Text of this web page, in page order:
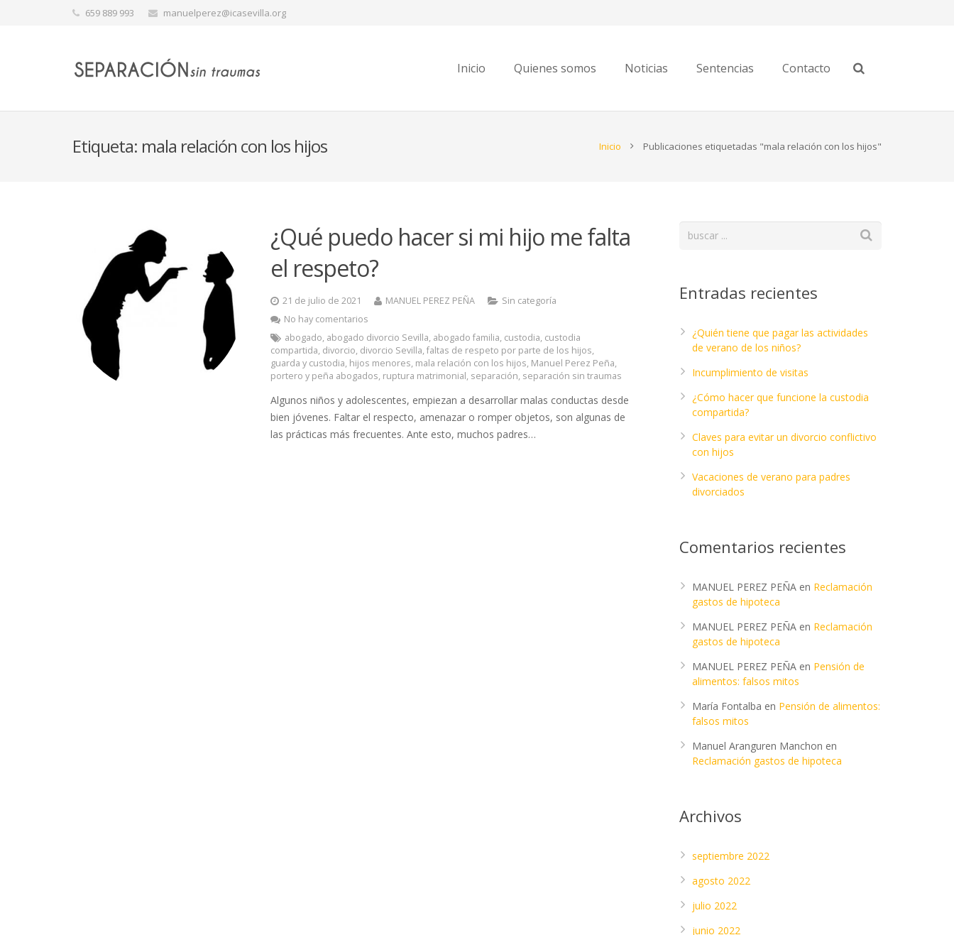
659 889 993 manuelperez@icasevilla.org
Inicio Quienes somos Noticias Sentencias Contacto
Etiqueta: mala relación con los hijos Inicio Publicaciones etiquetadas "mala relación con los hijos"
¿Qué puedo hacer si mi hijo me falta
el respeto?
21 de julio de 2021 MANUEL PEREZ PEÑA
Sin categoría
No hay comentarios
abogado, abogado divorcio Sevilla, abogado familia, custodia, custodia
compartida, divorcio, divorcio Sevilla,faltas de respeto por parte de los hijos,
guarda y custodia, hijos menores, mala relación con los hijos, Manuel Perez Peña,
portero y peña abogados, ruptura matrimonial, separación, separación sin traumas
Algunos niños y adolescentes, empiezan a desarrollar malas conductas desde
bien jóvenes. Faltar el respecto, amenazar o romper objetos, son algunas de
las prácticas más frecuentes. Ante esto, muchos padres…
Entradas recientes
¿Quién tiene que pagar las actividades
de verano de los niños?
Incumplimiento de visitas
¿Cómo hacer que funcione la custodia
compartida?
Claves para evitar un divorcio conflictivo
con hijos
Vacaciones de verano para padres
divorciados
Comentarios recientes
MANUEL PEREZ PEÑA en Reclamación
gastos de hipoteca
MANUEL PEREZ PEÑA en Reclamación
gastos de hipoteca
MANUEL PEREZ PEÑA en Pensión de
alimentos: falsos mitos
María Fontalba en Pensión de alimentos:
falsos mitos
Manuel Aranguren Manchon en
Reclamación gastos de hipoteca
Archivos
septiembre 2022
agosto 2022
julio 2022
junio 2022